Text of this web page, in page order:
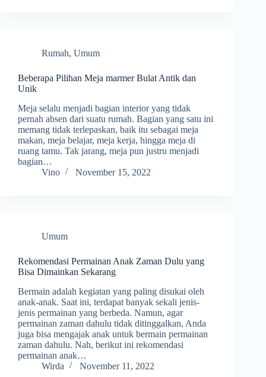
Rumah, Umum
Beberapa Pilihan Meja marmer Bulat Antik dan
Unik
Meja selalu menjadi bagian interior yang tidak
pernah absen dari suatu rumah. Bagian yang satu ini
memang tidak terlepaskan, baik itu sebagai meja
makan, meja belajar, meja kerja, hingga meja di
ruang tamu. Tak jarang, meja pun justru menjadi
bagian…
Vino
November 15, 2022
Umum
Rekomendasi Permainan Anak Zaman Dulu yang
Bisa Dimainkan Sekarang
Bermain adalah kegiatan yang paling disukai oleh
anak-anak. Saat ini, terdapat banyak sekali jenis-
jenis permainan yang berbeda. Namun, agar
permainan zaman dahulu tidak ditinggalkan, Anda
juga bisa mengajak anak untuk bermain permainan
zaman dahulu. Nah, berikut ini rekomendasi
permainan anak…
Wirda
November 11, 2022